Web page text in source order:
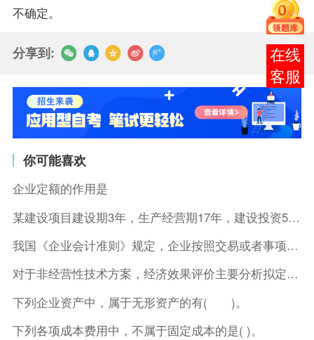
报考
咨询
不确定。
分享到:
你可能喜欢
企业定额的作用是
某建设项目建设期3年，生产经营期17年，建设投资5500万元
我国《企业会计准则》规定，企业按照交易或者事项的经济特征确定
对于非经营性技术方案，经济效果评价主要分析拟定方案的( )。
下列企业资产中，属于无形资产的有( )。
下列各项成本费用中，不属于固定成本的是( )。